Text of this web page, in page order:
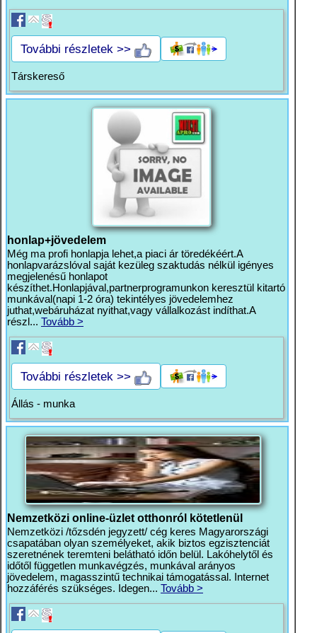
További részletek >>
Társkereső
honlap+jövedelem
Még ma profi honlapja lehet,a piaci ár töredékéért.A
honlapvarázslóval saját kezüleg szaktudás nélkül igényes
megjelenésű honlapot
készíthet.Honlapjával,partnerprogramunkon keresztül kitartó
munkával(napi 1-2 óra) tekintélyes jövedelemhez
juthat,webáruházat nyithat,vagy vállalkozást indíthat.A
részl... Tovább >
További részletek >>
Állás - munka
Nemzetközi online-üzlet otthonról kötetlenül
Nemzetközi /tőzsdén jegyzett/ cég keres Magyarországi
csapatában olyan személyeket, akik biztos egzisztenciát
szeretnének teremteni belátható időn belül. Lakóhelytől és
időtől független munkavégzés, munkával arányos
jövedelem, magasszintű technikai támogatással. Internet
hozzáférés szükséges. Idegen... Tovább >